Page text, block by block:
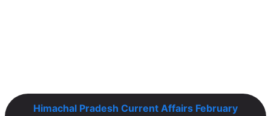
Himachal Pradesh Current Affairs February